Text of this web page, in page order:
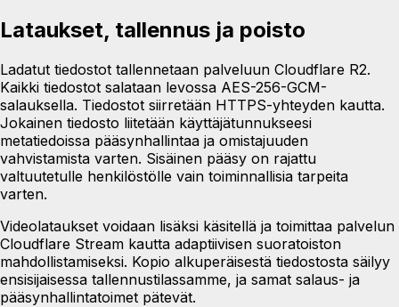
Lataukset, tallennus ja poisto
Ladatut tiedostot tallennetaan palveluun Cloudflare R2.
Kaikki tiedostot salataan levossa AES-256-GCM-
salauksella. Tiedostot siirretään HTTPS-yhteyden kautta.
Jokainen tiedosto liitetään käyttäjätunnukseesi
metatiedoissa pääsynhallintaa ja omistajuuden
vahvistamista varten. Sisäinen pääsy on rajattu
valtuutetulle henkilöstölle vain toiminnallisia tarpeita
varten.
Videolataukset voidaan lisäksi käsitellä ja toimittaa palvelun
Cloudflare Stream kautta adaptiivisen suoratoiston
mahdollistamiseksi. Kopio alkuperäisestä tiedostosta säilyy
ensisijaisessa tallennustilassamme, ja samat salaus- ja
pääsynhallintatoimet pätevät.